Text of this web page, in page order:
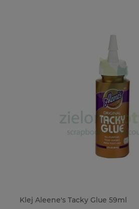
Klej Aleene's Tacky Glue 59ml